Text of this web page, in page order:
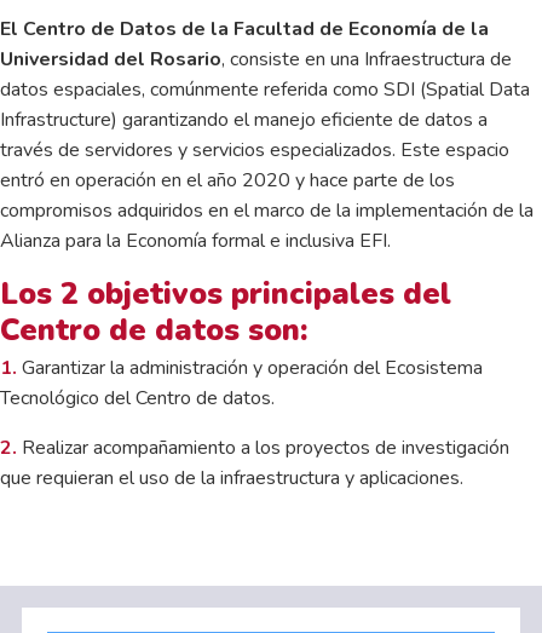
El Centro de Datos de la Facultad de Economía de la
Universidad del Rosario, consiste en una Infraestructura de
datos espaciales, comúnmente referida como SDI (Spatial Data
Infrastructure) garantizando el manejo eficiente de datos a
través de servidores y servicios especializados. Este espacio
entró en operación en el año 2020 y hace parte de los
compromisos adquiridos en el marco de la implementación de la
Alianza para la Economía formal e inclusiva EFI.
Los 2 objetivos principales del
Centro de datos son:
1. Garantizar la administración y operación del Ecosistema
Tecnológico del Centro de datos.
2. Realizar acompañamiento a los proyectos de investigación
que requieran el uso de la infraestructura y aplicaciones.